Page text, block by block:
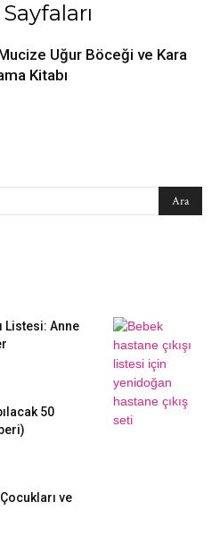
Uğur Böceği ve Kara
Kitabı
Listesi: Anne
50
ve